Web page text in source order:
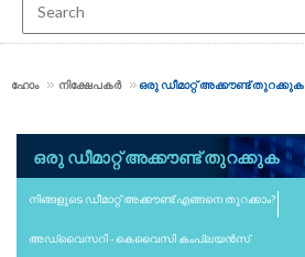
ഹോം നിക്ഷേപകര്‍ ഒരു ഡീമാറ്റ് അക്കൗണ്ട് തുറക്കുക
ഒരു ഡീമാറ്റ് അക്കൗണ്ട് തുറക്കുക
നിങ്ങളുടെ ഡീമാറ്റ് അക്കൗണ്ട് എങ്ങനെ തുറക്കാം?
അഡ്വൈസറി - കെവൈസി കംപ്ലയൻസ്